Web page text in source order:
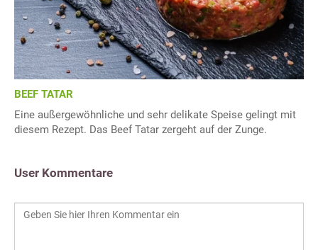
BEEF TATAR
Eine außergewöhnliche und sehr delikate Speise gelingt mit
diesem Rezept. Das Beef Tatar zergeht auf der Zunge.
User Kommentare